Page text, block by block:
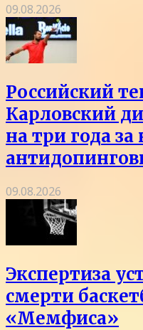
09.08.2026
Российский
Карловский
на три года
09.08.2026
Экспертиза
смерти
«Мемфиса»